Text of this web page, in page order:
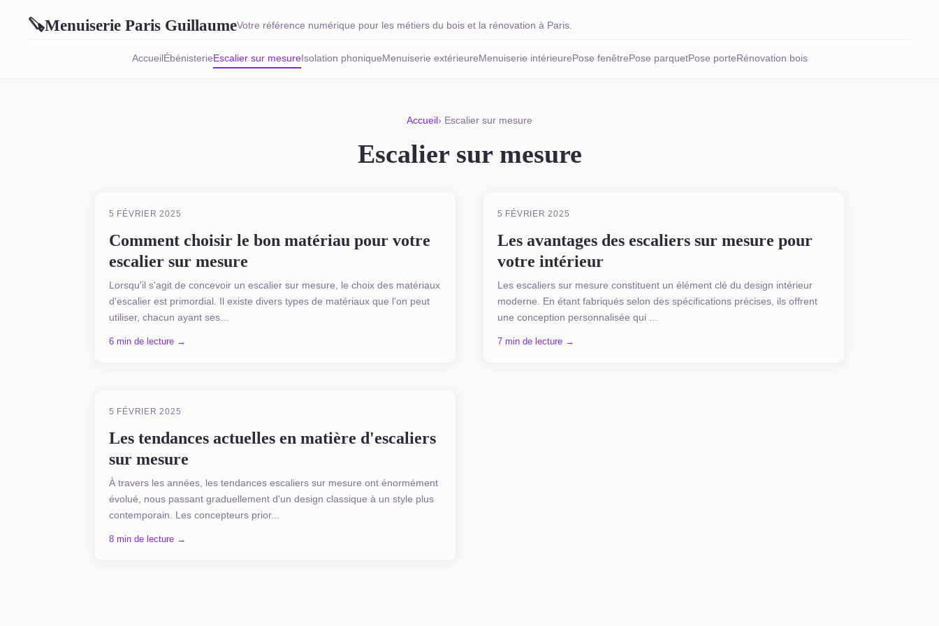
🪚Menuiserie Paris GuillaumeVotre référence numérique pour les métiers du bois et la rénovation à Paris.
AccueilÉbénisterieEscalier sur mesureIsolation phoniqueMenuiserie extérieureMenuiserie intérieurePose fenêtrePose parquetPose porteRénovation bois
Accueil › Escalier sur mesure
Escalier sur mesure
ESCALIER SUR MESURE
5 FÉVRIER 2025
Comment choisir le bon matériau pour votre
escalier sur mesure
Lorsqu'il s'agit de concevoir un escalier sur mesure, le choix des matériaux
d'escalier est primordial. Il existe divers types de matériaux que l'on peut
utiliser, chacun ayant ses...
6 min de lecture →
ESCALIER SUR MESURE
5 FÉVRIER 2025
Les avantages des escaliers sur mesure pour
votre intérieur
Les escaliers sur mesure constituent un élément clé du design intérieur
moderne. En étant fabriqués selon des spécifications précises, ils offrent
une conception personnalisée qui ...
7 min de lecture →
ESCALIER SUR MESURE
5 FÉVRIER 2025
Les tendances actuelles en matière d'escaliers
sur mesure
À travers les années, les tendances escaliers sur mesure ont énormément
évolué, nous passant graduellement d'un design classique à un style plus
contemporain. Les concepteurs prior...
8 min de lecture →